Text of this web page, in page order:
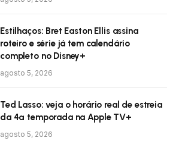
Estilhaços: Bret Easton Ellis assina
roteiro e série já tem calendário
completo no Disney+
agosto 5, 2026
Ted Lasso: veja o horário real de estreia
da 4ª temporada na Apple TV+
agosto 5, 2026